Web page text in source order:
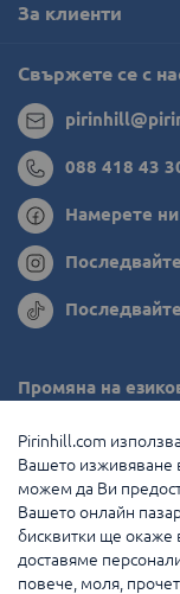
За клиенти
Свържете се с
088 418 43
Намерете
Промяна на
Румъния
Гърция
Франция
Pirinhill.com
Вашето изживяване
можем да Ви
Вашето онлайн
бисквитки ще окаже
доставяме
повече, моля,